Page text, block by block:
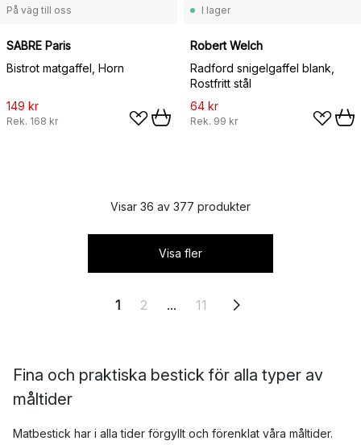
På väg till oss
SABRE Paris
Bistrot matgaffel, Horn
149 kr
Rek. 168 kr
I lager
Robert Welch
Radford snigelgaffel blank,
Rostfritt stål
64 kr
Rek. 99 kr
Visar 36 av 377 produkter
Visa fler
1 2 ... 11
Fina och praktiska bestick för alla typer av
måltider
Matbestick har i alla tider förgyllt och förenklat våra måltider.